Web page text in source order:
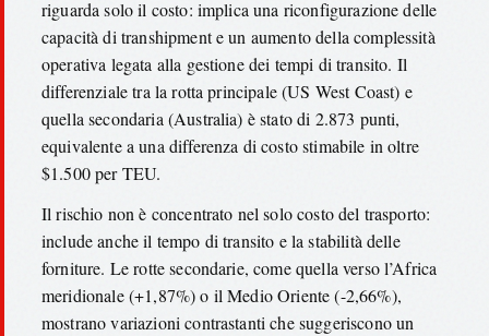
riguarda solo il costo: implica una riconfigurazione delle
capacità di transhipment e un aumento della complessità
operativa legata alla gestione dei tempi di transito. Il
differenziale tra la rotta principale (US West Coast) e
quella secondaria (Australia) è stato di 2.873 punti,
equivalente a una differenza di costo stimabile in oltre
$1.500 per TEU.
Il rischio non è concentrato nel solo costo del trasporto:
include anche il tempo di transito e la stabilità delle
forniture. Le rotte secondarie, come quella verso l’Africa
meridionale (+1,87%) o il Medio Oriente (-2,66%),
mostrano variazioni contrastanti che suggeriscono un